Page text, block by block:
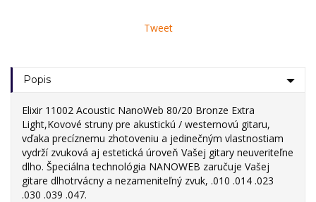
Tweet
Popis
Elixir 11002 Acoustic NanoWeb 80/20 Bronze Extra
Light,Kovové struny pre akustickú / westernovú gitaru,
vďaka precíznemu zhotoveniu a jedinečným vlastnostiam
vydrží zvuková aj estetická úroveň Vašej gitary neuveriteľne
dlho. Špeciálna technológia NANOWEB zaručuje Vašej
gitare dlhotrvácny a nezameniteľný zvuk, .010 .014 .023
.030 .039 .047.